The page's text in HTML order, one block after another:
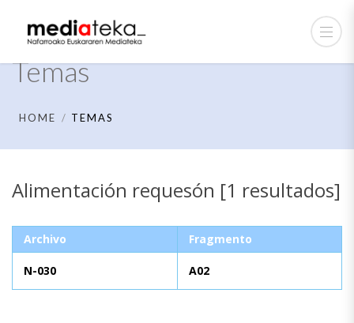
Temas
HOME TEMAS
Alimentación requesón [1 resultados]
Archivo Fragmento
N-030 A02